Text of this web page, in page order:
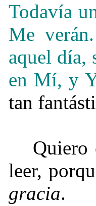
Todavía
Me
aquel día,
en Mí, y
tan
Quiero
leer,
gracia.